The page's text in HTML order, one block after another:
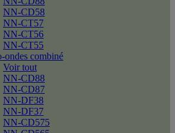
NN-CD58
NN-CT57
NN-CT56
NN-CT55
ondes combiné
Voir tout
NN-CD88
NN-CD87
NN-DF38
NN-DF37
NN-CD575